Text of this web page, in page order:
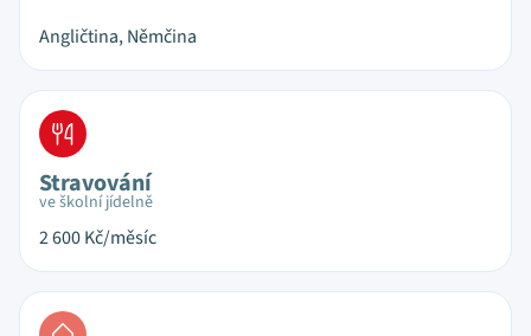
Angličtina, Němčina
Stravování
ve školní jídelně
2 600Kč/měsíc